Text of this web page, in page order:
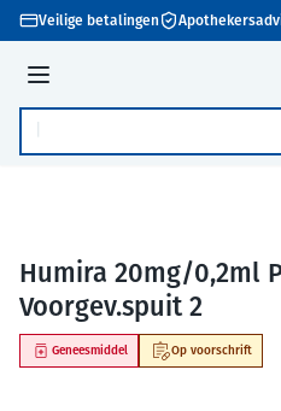
Ga naar de inhoud
Veilige betalingen
Menu
Product, merk, categorie...
Humira 20mg/0,2ml
Voorgev.spuit 2
Op voorschrift
Geneesmiddel